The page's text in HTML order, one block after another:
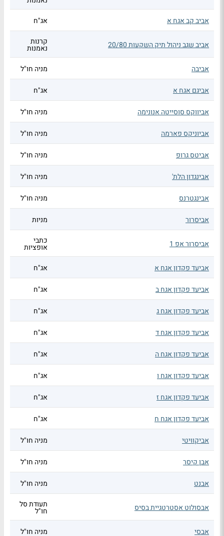
אביב קב אגח א
אג"ח
אביב שגב ניהול תיק השקעות 20/80 קרנות
נאמנות
אביבה
מניה חו"ל
אביגם אגח א אג"ח
אביווקס סוסייטה אנונימה מניה חו"ל
אביוניקס פארמה מניה חו"ל
אביטס גרופ מניה חו"ל
אבינגדון הלת' מניה חו"ל
אבינגטרנס מניה חו"ל
אביסרור מניות
אביסרור אפ 1 כתבי
אופציות
אביעד פקדון אגח א
אג"ח
אביעד פקדון אגח ב אג"ח
אביעד פקדון אגח ג אג"ח
אביעד פקדון אגח ד אג"ח
אביעד פקדון אגח ה אג"ח
אביעד פקדון אגח ו אג"ח
אביעד פקדון אגח ז אג"ח
אביעד פקדון אגח ח אג"ח
אביקוויטי מניה חו"ל
אבן קיסר מניה חו"ל
אבנט מניה חו"ל
אבסולוט אסטרטגיית בסיס תעודת סל
חו"ל
אבסי
מניה חו"ל